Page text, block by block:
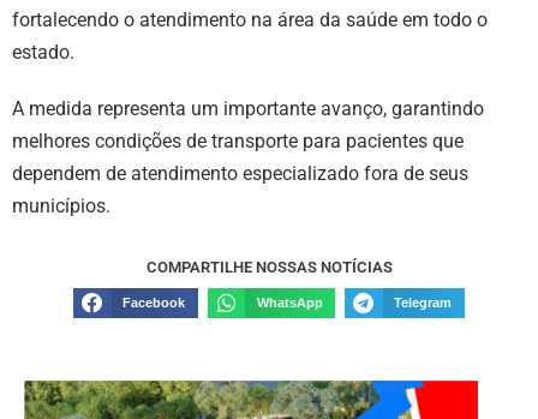
fortalecendo o atendimento na área da saúde em todo o
estado.
A medida representa um importante avanço, garantindo
melhores condições de transporte para pacientes que
dependem de atendimento especializado fora de seus
municípios.
COMPARTILHE NOSSAS NOTÍCIAS
Facebook WhatsApp Telegram